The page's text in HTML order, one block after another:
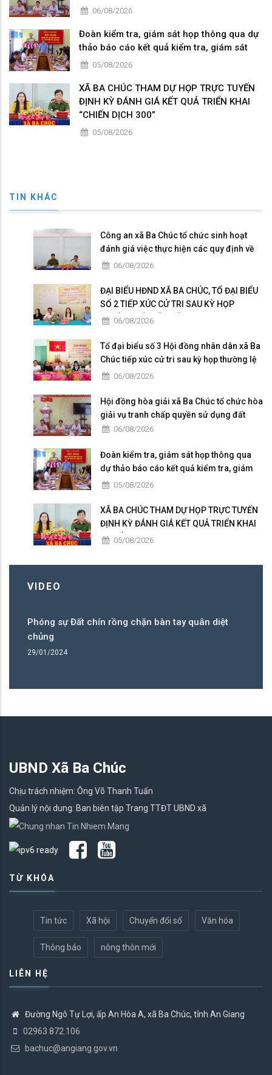
06/08/2026
Đoàn kiểm tra, giám sát họp thông qua dự
thảo báo cáo kết quả kiểm tra, giám sát
05/08/2026
XÃ BA CHÚC THAM DỰ HỌP TRỰC TUYẾN
ĐỊNH KỲ ĐÁNH GIÁ KẾT QUẢ TRIỂN KHAI
“CHIẾN DỊCH 300”
05/08/2026
TIN KHÁC
Công an xã Ba Chúc tổ chức sinh hoạt
đánh giá việc thực hiện các quy định về
dân chủ trong Công an nhân dân
06/08/2026
ĐẠI BIỂU HĐND XÃ BA CHÚC, TỔ ĐẠI BIỂU
SỐ 2 TIẾP XÚC CỬ TRI SAU KỲ HỌP
THƯỜNG LỆ GIỮA NĂM 2026
06/08/2026
Tổ đại biểu số 3 Hội đồng nhân dân xã Ba
Chúc tiếp xúc cử tri sau kỳ họp thường lệ
giữa năm 2026
06/08/2026
Hội đồng hòa giải xã Ba Chúc tổ chức hòa
giải vụ tranh chấp quyền sử dụng đất
06/08/2026
Đoàn kiểm tra, giám sát họp thông qua
dự thảo báo cáo kết quả kiểm tra, giám
sát 05/08/2026
XÃ BA CHÚC THAM DỰ HỌP TRỰC TUYẾN
ĐỊNH KỲ ĐÁNH GIÁ KẾT QUẢ TRIỂN KHAI
“CHIẾN DỊCH 300”
05/08/2026
VIDEO
Phóng sự Đất chín rồng chặn bàn tay quân diệt
chủng
29/01/2024
UBND Xã Ba Chúc
Chịu trách nhiệm: Ông Võ Thanh Tuấn
Quản lý nội dung: Ban biên tập Trang TTĐT UBND xã
TỪ KHÓA
Tin tức Xã hội Chuyển đổi số Văn hóa
Thông báo nông thôn mới
LIÊN HỆ
Đường Ngô Tự Lợi, ấp An Hòa A, xã Ba Chúc, tỉnh An Giang
02963.872.106
bachuc@angiang.gov.vn